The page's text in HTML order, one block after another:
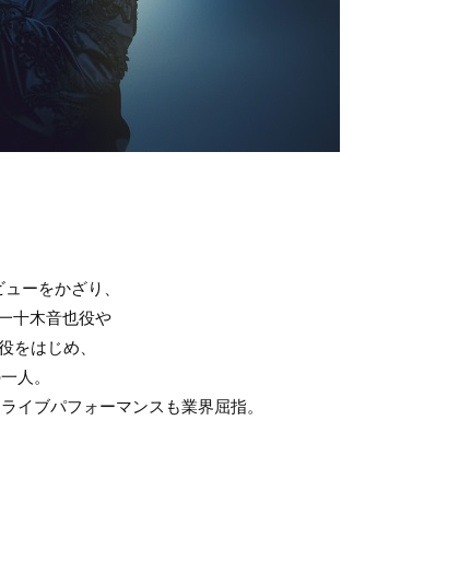
ーをかざり、
十木音也役や
をはじめ、
人。
イブパフォーマンスも業界屈指。